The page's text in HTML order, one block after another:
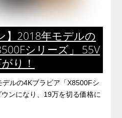
】2018年モデルの
シリーズ」 55V
り！
ルの4Kブラビア「X8500Fシ
ンになり、19万を切る価格に